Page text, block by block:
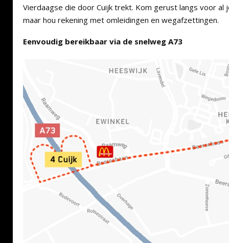
Vierdaagse die door Cuijk trekt. Kom gerust langs voor
maar hou rekening met omleidingen en wegafzettingen.
Eenvoudig bereikbaar via de snelweg A73